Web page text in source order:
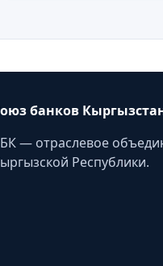
банков
— отраслевое
Республики.